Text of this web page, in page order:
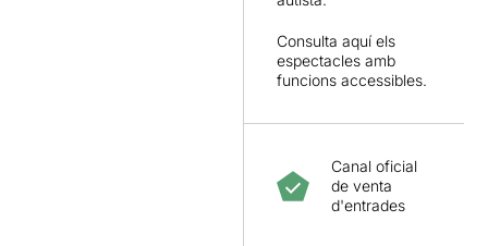
Consulta aquí els
espectacles amb
funcions accessibles.
Canal oficial
de venta
d'entrades